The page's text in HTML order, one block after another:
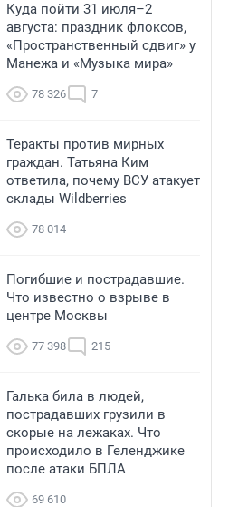
Куда пойти 31 июля–2
августа: праздник флоксов,
«Пространственный сдвиг» у
Манежа и «Музыка мира»
78 326 7
Теракты против мирных
граждан. Татьяна Ким
ответила, почему ВСУ атакует
склады Wildberries
78 014
Погибшие и пострадавшие.
Что известно о взрыве в
центре Москвы
77 398 215
Галька била в людей,
пострадавших грузили в
скорые на лежаках. Что
происходило в Геленджике
после атаки БПЛА
69 610